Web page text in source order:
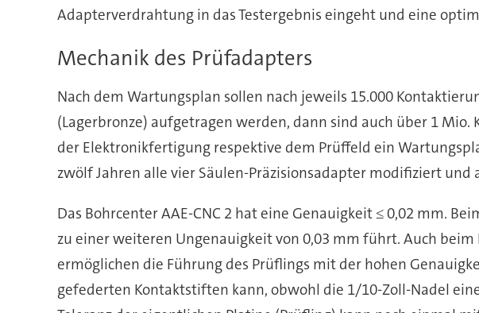
Adapterverdrahtung in das Testergebnis eingeht und eine
Mechanik des Prüfadapters
Nach dem Wartungsplan sollen nach jeweils 15.000
(Lagerbronze) aufgetragen werden, dann sind auch über 1
der Elektronikfertigung respektive dem Prüffeld ein
zwölf Jahren alle vier Säulen-Präzisionsadapter modifiziert
Das Bohrcenter AAE-CNC 2 hat eine Genauigkeit ≤ 0,02 mm.
zu einer weiteren Ungenauigkeit von 0,03 mm führt. Auch
ermöglichen die Führung des Prüflings mit der hohen
gefederten Kontaktstiften kann, obwohl die 1/10-Zoll-Nadel